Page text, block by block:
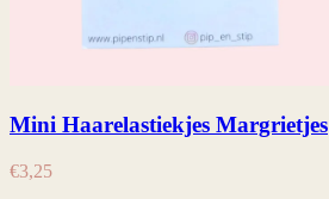
Mini Haarelastiekjes Margrietjes
€3,25